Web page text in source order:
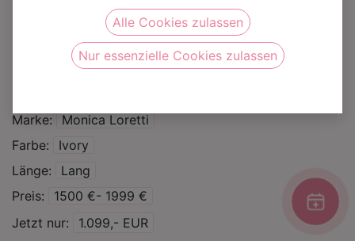
Silhouette A Linie Prinzessin
Auf die Wunschliste
Marke
Monica Loretti
Farbe
Ivory
Länge
Lang
Preis
1500 €- 1999 €
Jetzt nur
1.099,- EUR
Alle Cookies zulassen
Nur essenzielle Cookies zulassen